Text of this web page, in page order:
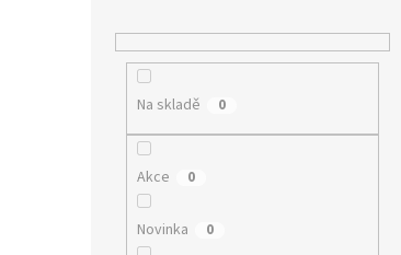
Na skladě 0
Akce 0
Novinka 0